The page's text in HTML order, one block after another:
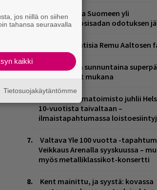
Weezer palaa Suomeen yli
neljännesvuosisadan odotuksen
Mainioita uutisia Remu Aaltosen
Tampereella sunnuntaina
nämä artistit mukana
Mainio ohjelmatoimisto juhlii
10-vuotista taivaltaan –
ilmaistapahtumassa
Valtava Yle 100 vuotta -
Veikkaus Arenalla syyskuussa –
myös metalliklassikot-konsertti
Kent mainittu, ja syystä: kovassa
jos niillä on siihen
tahansa seuraavalla
kaikki
Tietosuojakäytäntömme